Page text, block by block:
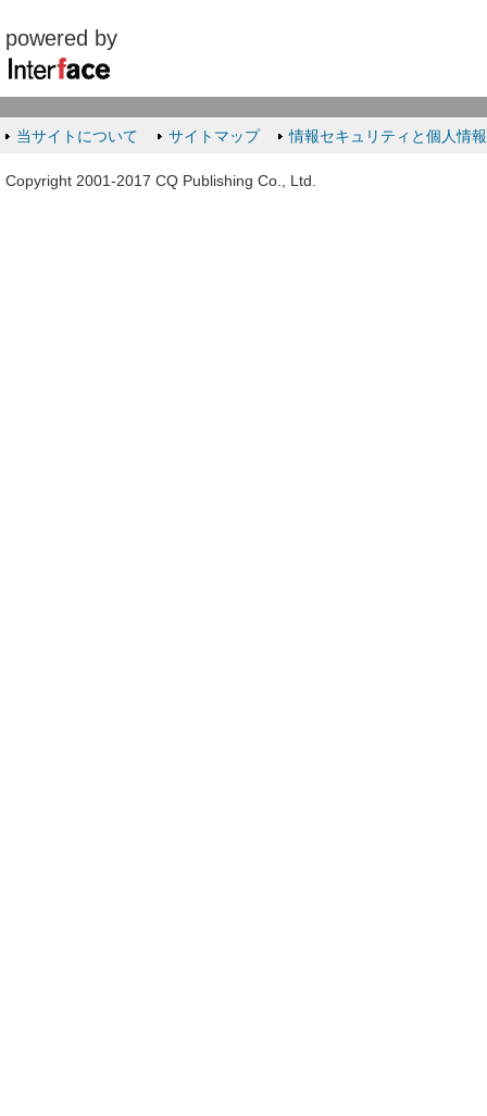
powered by
当サイトについて サイトマップ 情報セキュリティと個人情
Copyright 2001-2017 CQ Publishing Co., Ltd.